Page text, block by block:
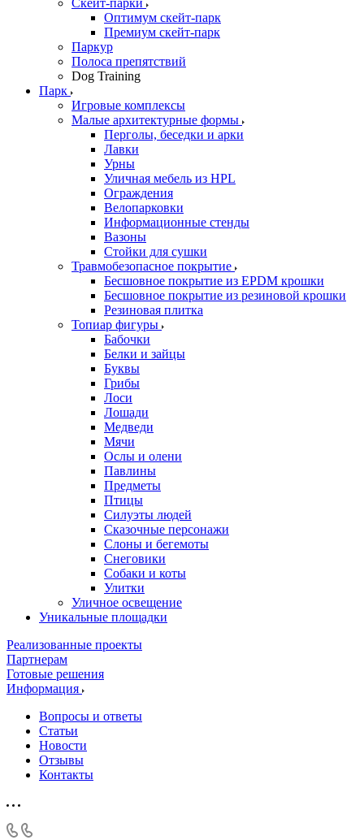
Скейт-парки
Оптимум скейт-парк
Премиум скейт-парк
Паркур
Полоса препятствий
Dog Training
Парк
Игровые комплексы
Малые архитектурные формы
Перголы, беседки и арки
Лавки
Урны
Уличная мебель из HPL
Ограждения
Велопарковки
Информационные стенды
Вазоны
Стойки для сушки
Травмобезопасное покрытие
Бесшовное покрытие из EPDM крошки
Бесшовное покрытие из резиновой крошки
Резиновая плитка
Топиар фигуры
Бабочки
Белки и зайцы
Буквы
Грибы
Лоси
Лошади
Медведи
Мячи
Ослы и олени
Павлины
Предметы
Птицы
Силуэты людей
Сказочные персонажи
Слоны и бегемоты
Снеговики
Собаки и коты
Улитки
Уличное освещение
Уникальные площадки
Реализованные проекты
Партнерам
Готовые решения
Информация
Вопросы и ответы
Статьи
Новости
Отзывы
Контакты